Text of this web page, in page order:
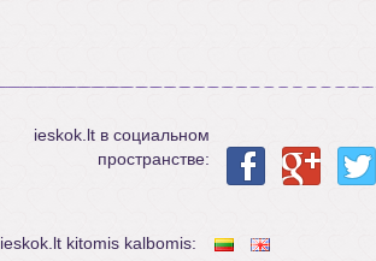
ieskok.lt в социальном
пространстве:
ieskok.lt kitomis kalbomis: